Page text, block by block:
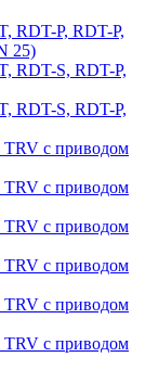
P, RDT-P,
25)
S, RDT-P,
S, RDT-P,
с приводом
с приводом
с приводом
с приводом
с приводом
с приводом